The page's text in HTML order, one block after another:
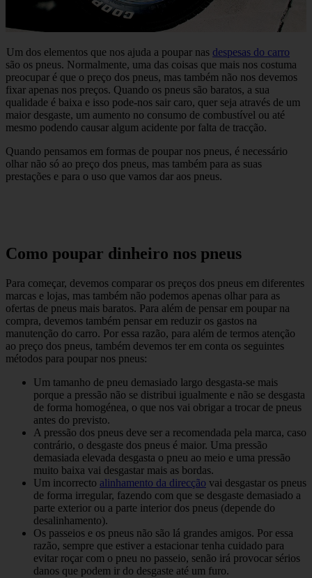
Um dos elementos que nos ajuda a poupar nas despesas do carro
são os pneus. Normalmente, uma das coisas que mais nos costuma
preocupar é que o preço dos pneus, mas também não nos devemos
fixar apenas nos preços. Quando os pneus são baratos, a sua
qualidade é baixa e isso pode-nos sair caro, quer seja através de um
maior desgaste, um aumento no consumo de combustível ou até
mesmo podendo causar algum acidente por falta de tracção.
Quando pensamos em formas de poupar nos pneus, é necessário
olhar não só ao preço dos pneus, mas também para as suas
prestações e para o uso que vamos dar aos pneus.
Como poupar dinheiro nos pneus
Para começar, devemos comparar os preços dos pneus em diferentes
marcas e lojas, mas também não podemos apenas olhar para as
ofertas de pneus mais baratos. Para além de pensar em poupar na
compra, devemos também pensar em reduzir os gastos na
manutenção do carro. Por essa razão, para além de termos atenção
ao preço dos pneus, também devemos ter em conta os seguintes
métodos para poupar nos pneus:
Um tamanho de pneu demasiado largo desgasta-se mais
porque a pressão não se distribui igualmente e não se desgasta
de forma homogénea, o que nos vai obrigar a trocar de pneus
antes do previsto.
A pressão dos pneus deve ser a recomendada pela marca, caso
contrário, o desgaste dos pneus é maior. Uma pressão
demasiada elevada desgasta o pneu ao meio e uma pressão
muito baixa vai desgastar mais as bordas.
Um incorrecto alinhamento da direcção vai desgastar os pneus
de forma irregular, fazendo com que se desgaste demasiado a
parte exterior ou a parte interior dos pneus (depende do
desalinhamento).
Os passeios e os pneus não são lá grandes amigos. Por essa
razão, sempre que estiver a estacionar tenha cuidado para
evitar roçar com o pneu no passeio, senão irá provocar sérios
danos que podem ir do desgaste até um furo.